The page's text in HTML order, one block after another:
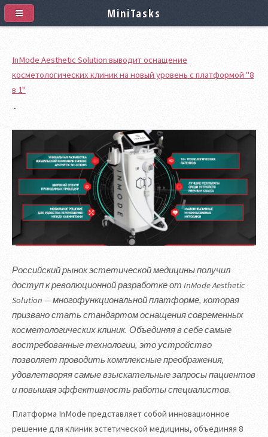
InMode Aesthetic Solution выводит оснащение
косметологических клиник на новый уровень с платформой "8
в 1"
Российский рынок эстетической медицины получил
доступ к революционной разработке от InMode Aesthetic
Solution — многофункциональной платформе, которая
призвано стать стандартом оснащения современных
косметологических клиник. Объединяя в себе самые
востребованные технологии, это устройство
позволяет проводить комплексные преображения,
удовлетворяя самые взыскательные запросы пациентов
и повышая эффективность работы специалистов.
Платформа InMode представляет собой инновационное
решение для клиник эстетической медицины, объединяя 8
MiniTasks